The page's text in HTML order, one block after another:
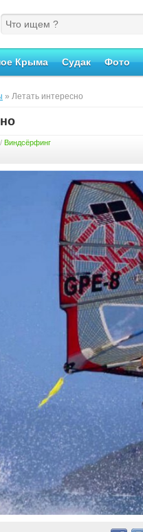
Крыма Судак Фото
» Летать интересно
/ Виндсёрфинг